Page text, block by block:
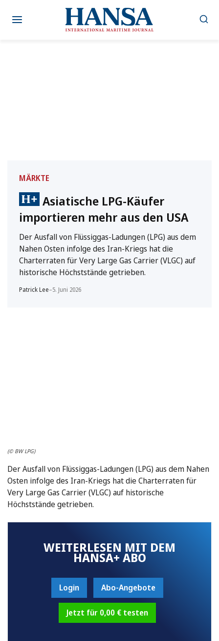
Inhalt
MÄRKTE
Asiatische LPG-Käufer
importieren mehr aus den USA
Der Ausfall von Flüssiggas-Ladungen (LPG) aus dem
Nahen Osten infolge des Iran-Kriegs hat die
Charterraten für Very Large Gas Carrier (VLGC) auf
historische Höchststände getrieben.
Patrick Lee–5. Juni 2026
(© BW LPG)
Der Ausfall von Flüssiggas-Ladungen (LPG) aus dem Nahen
Osten infolge des Iran-Kriegs hat die Charterraten für
Very Large Gas Carrier (VLGC) auf historische
Höchststände getrieben.
WEITERLESEN MIT DEM
HANSA+ ABO
Login Abo-Angebote
Jetzt für 0,00 € testen